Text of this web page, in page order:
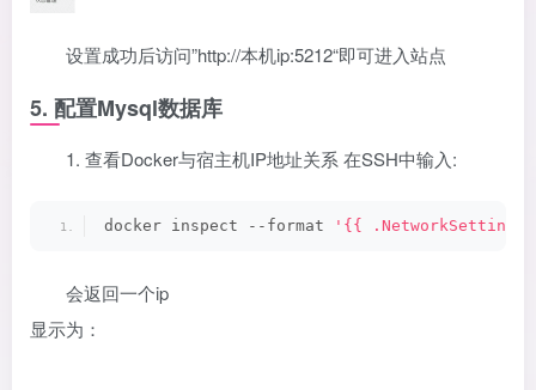
设置成功后访问”http://本机ip:5212“即可进入站点
5. 配置Mysql数据库
1. 查看Docker与宿主机IP地址关系 在SSH中输入:
docker inspect --format '{{
会返回一个ip
显示为：